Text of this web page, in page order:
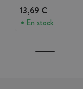
13,69 €
En stock